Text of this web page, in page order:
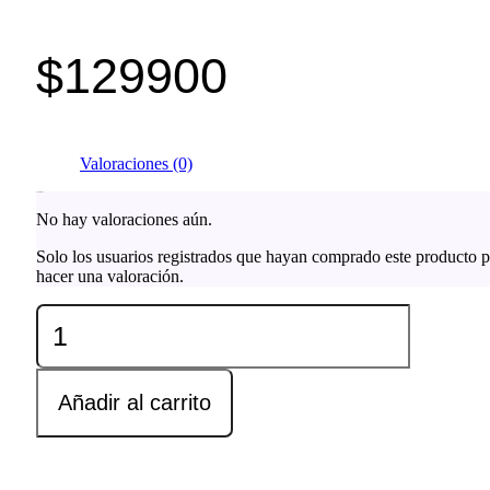
$129900
Valoraciones (0)
No hay valoraciones aún.
Solo los usuarios registrados que hayan comprado este producto
hacer una valoración.
Audifonos
Bluetooth
Inalambricos
Con
Carga
Añadir al carrito